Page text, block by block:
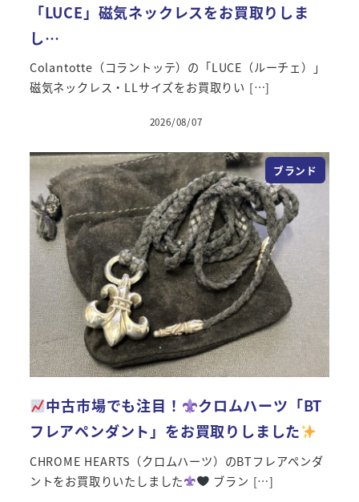
「LUCE」磁気ネックレスをお買取りしま
し…
Colantotte（コラントッテ）の「LUCE（ルーチェ）」
磁気ネックレス・LLサイズをお買取りい […]
投稿日
2026/08/07
ブランド
中古市場でも注目！
クロムハーツ「BT
フレアペンダント」をお買取りしました
CHROME HEARTS（クロムハーツ）のBTフレアペンダ
ントをお買取りいたしました
ブラン […]